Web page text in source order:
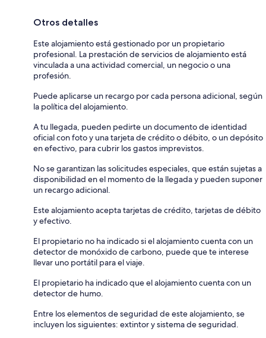
Otros detalles
Este alojamiento está gestionado por un propietario
profesional. La prestación de servicios de alojamiento está
vinculada a una actividad comercial, un negocio o una
profesión.
Puede aplicarse un recargo por cada persona adicional, según
la política del alojamiento.
A tu llegada, pueden pedirte un documento de identidad
oficial con foto y una tarjeta de crédito o débito, o un depósito
en efectivo, para cubrir los gastos imprevistos.
No se garantizan las solicitudes especiales, que están sujetas a
disponibilidad en el momento de la llegada y pueden suponer
un recargo adicional.
Este alojamiento acepta tarjetas de crédito, tarjetas de débito
y efectivo.
El propietario no ha indicado si el alojamiento cuenta con un
detector de monóxido de carbono, puede que te interese
llevar uno portátil para el viaje.
El propietario ha indicado que el alojamiento cuenta con un
detector de humo.
Entre los elementos de seguridad de este alojamiento, se
incluyen los siguientes: extintor y sistema de seguridad.